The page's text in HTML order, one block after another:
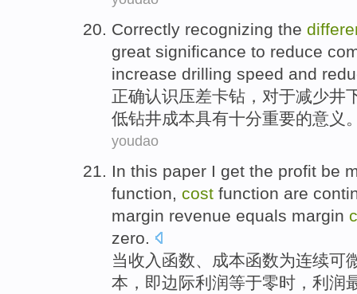
Correctly recognizing the
great significance to reduce
increase drilling speed and
正确认识压差卡钻 ， 对于减少井
低钻井成本具有十分重要的意义
youdao
In this paper I get the profit be
function, cost function are
margin revenue equals margin
zero.
当收入 函数、 成本函数为连续可
本， 即边际利润等于零时，利润